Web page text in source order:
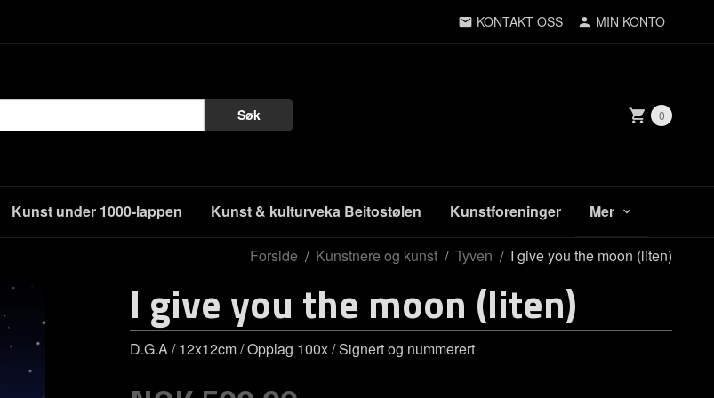
KONTAKT OSS MIN KONTO
Søk 0
Kunst under 1000-lappen Kunst & kulturveka Beitostølen Kunstforeninger Mer
Forside Kunstnere og kunst Tyven I give you the moon (liten)
I give you the moon (liten)
D.G.A / 12x12cm / Opplag 100x / Signert og nummerert